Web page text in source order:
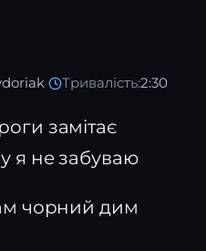
Тривалість:2:30
замітає
я не забуваю
чорний дим